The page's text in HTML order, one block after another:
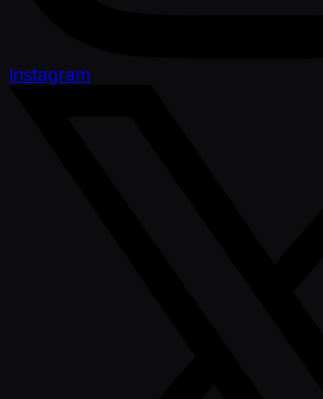
Instagram